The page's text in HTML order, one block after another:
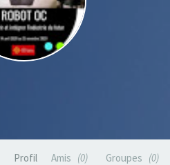
Profil Amis 0 Groupes 0